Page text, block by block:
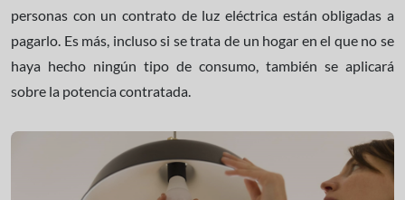
personas con un contrato de luz eléctrica están obligadas a
pagarlo. Es más, incluso si se trata de un hogar en el que no se
haya hecho ningún tipo de consumo, también se aplicará
sobre la potencia contratada.